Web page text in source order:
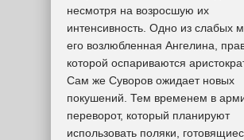
несмотря на возросшую их
интенсивность. Одно из слабых
его возлюбленная Ангелина,
которой оспариваются
Сам же Суворов ожидает новых
покушений. Тем временем в
переворот, который планируют
использовать поляки,